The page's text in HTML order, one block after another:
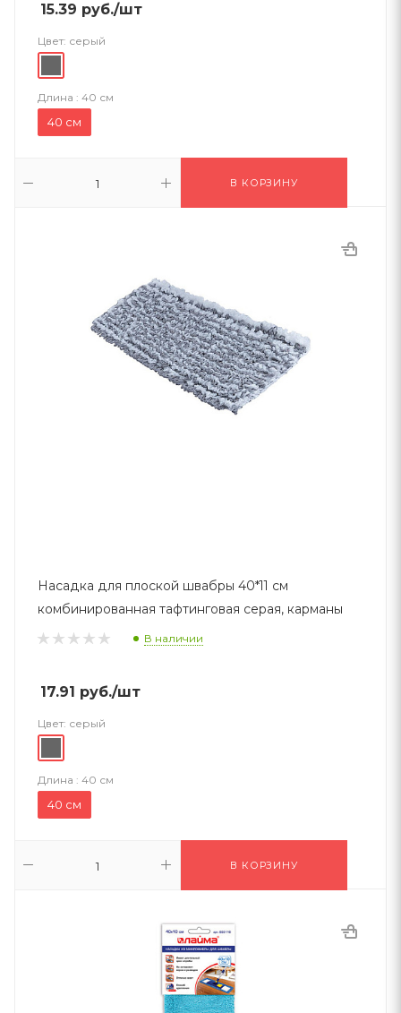
15.39 руб./шт
Цвет: серый
Длина : 40 см
40 см
В КОРЗИНУ
Насадка для плоской швабры 40*11 см
комбинированная тафтинговая серая, карманы
В наличии
17.91 руб./шт
Цвет: серый
Длина : 40 см
40 см
В КОРЗИНУ